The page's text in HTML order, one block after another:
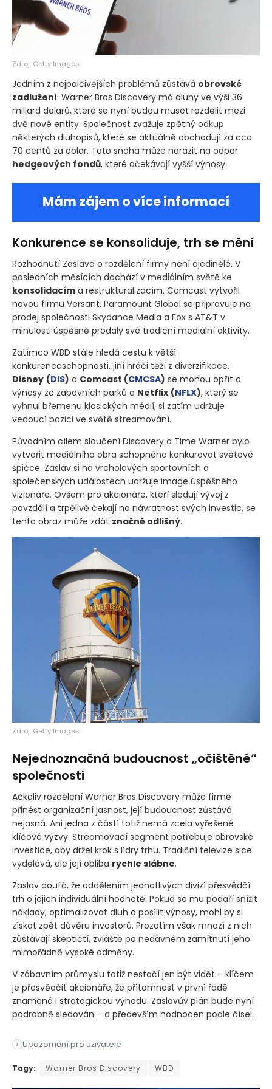
Zdroj: Getty Images
Jedním z nejpalčivějších problémů zůstává obrovské
zadlužení. Warner Bros Discovery má dluhy ve výši 36
miliard dolarů, které se nyní budou muset rozdělit mezi
dvě nové entity. Společnost zvažuje zpětný odkup
některých dluhopisů, které se aktuálně obchodují za cca
70 centů za dolar. Tato snaha může narazit na odpor
hedgeových fondů, které očekávají vyšší výnosy.
Mám zájem o více informací
Konkurence se konsoliduje, trh se mění
Rozhodnutí Zaslava o rozdělení firmy není ojedinělé. V
posledních měsících dochází v mediálním světě ke
konsolidacím a restrukturalizacím. Comcast vytvořil
novou firmu Versant, Paramount Global se připravuje na
prodej společnosti Skydance Media a Fox s AT&T v
minulosti úspěšně prodaly své tradiční mediální aktivity.
Zatímco WBD stále hledá cestu k větší
konkurenceschopnosti, jiní hráči těží z diverzifikace.
Disney (DIS) a Comcast (CMCSA) se mohou opřít o
výnosy ze zábavních parků a Netflix (NFLX), který se
vyhnul břemenu klasických médií, si zatím udržuje
vedoucí pozici ve světě streamování.
Původním cílem sloučení Discovery a Time Warner bylo
vytvořit mediálního obra schopného konkurovat světové
špičce. Zaslav si na vrcholových sportovních a
společenských událostech udržuje image úspěšného
vizionáře. Ovšem pro akcionáře, kteří sledují vývoj z
povzdálí a trpělivě čekají na návratnost svých investic, se
tento obraz může zdát značně odlišný.
Zdroj: Getty Images
Nejednoznačná budoucnost „očištěné“
společnosti
Ačkoliv rozdělení Warner Bros Discovery může firmě
přinést organizační jasnost, její budoucnost zůstává
nejasná. Ani jedna z částí totiž nemá zcela vyřešené
klíčové výzvy. Streamovací segment potřebuje obrovské
investice, aby držel krok s lídry trhu. Tradiční televize sice
vydělává, ale její obliba rychle slábne.
Zaslav doufá, že oddělením jednotlivých divizí přesvědčí
trh o jejich individuální hodnotě. Pokud se mu podaří snížit
náklady, optimalizovat dluh a posílit výnosy, mohl by si
získat zpět důvěru investorů. Prozatím však mnozí z nich
zůstávají skeptičtí, zvláště po nedávném zamítnutí jeho
mimořádně vysoké odměny.
V zábavním průmyslu totiž nestačí jen být vidět – klíčem
je přesvědčit akcionáře, že přítomnost v první řadě
znamená i strategickou výhodu. Zaslavův plán bude nyní
podrobně sledován – a především hodnocen podle čísel.
i Upozornění pro uživatele
Zatímco čistší struktura by měla potěšit Wall Street, obě
Tagy: Warner Bros Discovery WBD